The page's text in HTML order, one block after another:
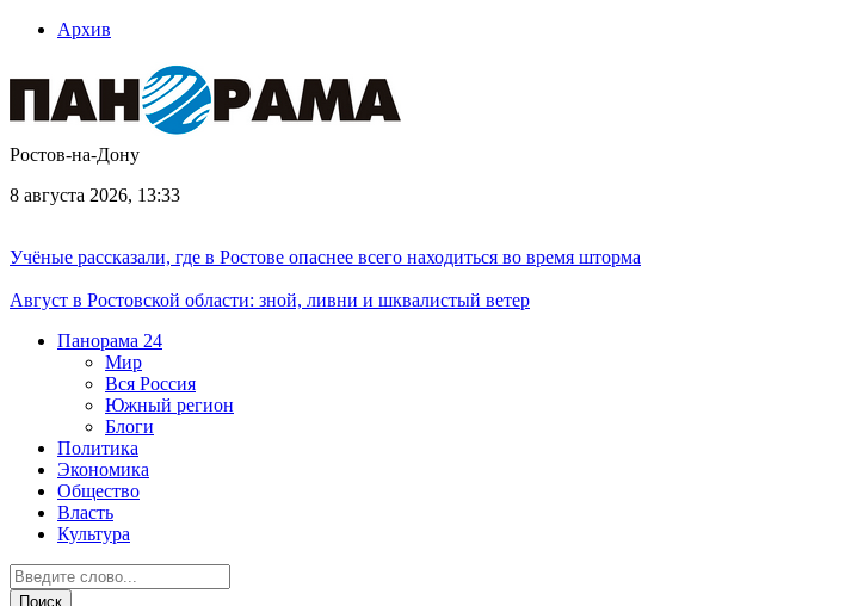
Архив
Ростов-на-Дону
8 августа 2026, 13:33
Учёные рассказали, где в Ростове опаснее всего находиться во время шторма
Август в Ростовской области: зной, ливни и шквалистый ветер
Панорама 24
Мир
Вся Россия
Южный регион
Блоги
Политика
Экономика
Общество
Власть
Культура